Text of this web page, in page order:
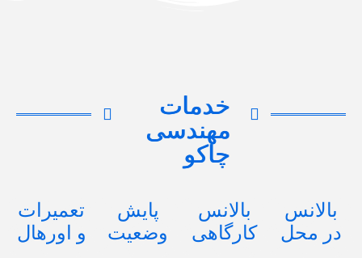
خدمات
مهندسی
چاکو
بالانس
در محل
بالانس
کارگاهی
پایش
وضعیت
تعمیرات
و اورهال